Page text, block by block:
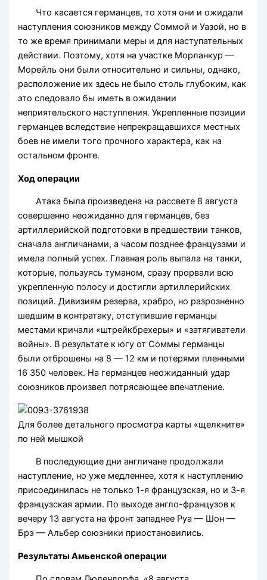
Что касается германцев, то хотя они и ожидали
наступления союзников между Соммой и Уазой, но в
то же время принимали меры и для наступательных
действии. Поэтому, хотя на участке Морланкур —
Морейль они были относительно и сильны, однако,
расположение их здесь не было столь глубоким, как
это следовало бы иметь в ожидании
неприятельского наступления. Укрепленные позиции
германцев вследствие непрекращавшихся местных
боев не имели того прочного характера, как на
остальном фронте.
Ход операции
Атака была произведена на рассвете 8 августа
совершенно неожиданно для германцев, без
артиллерийской подготовки в предшествии танков,
сначала англичанами, а часом позднее французами и
имела полный успех. Главная роль выпала на танки,
которые, пользуясь туманом, сразу прорвали всю
укрепленную полосу и достигли артиллерийских
позиций. Дивизиям резерва, храбро, но разрозненно
шедшим в контратаку, отступившие германцы
местами кричали «штрейкбрехеры» и «затягиватели
войны». В результате к югу от Соммы германцы
были отброшены на 8 — 12 км и потерями пленными
16 350 человек. На германцев неожиданный удар
союзников произвел потрясающее впечатление.
Для более детального просмотра карты «щелкните»
по ней мышкой
В последующие дни англичане продолжали
наступление, но уже медленнее, хотя к наступлению
присоединилась не только 1-я французская, но и 3-я
французская армии. По выходе англо-французов к
вечеру 13 августа на фронт западнее Руа — Шон —
Брэ — Альбер союзники приостановились.
Результаты Амьенской операции